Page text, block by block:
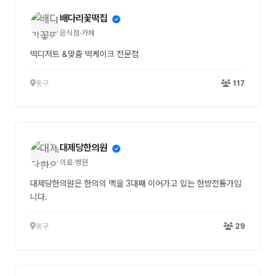
배다리꽃떡집
음식점·카페
떡디저트 &맞춤 떡케이크 전문점
동구 117
대제당한의원
의료·병원
대제당한의원은 한의의 맥을 3대째 이어가고 있는 한방전통가입
니다.
동구 29